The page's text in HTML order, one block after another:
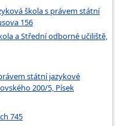
škola s právem státní
156
a Střední odborné učiliště,
státní jazykové
200/5, Písek
745